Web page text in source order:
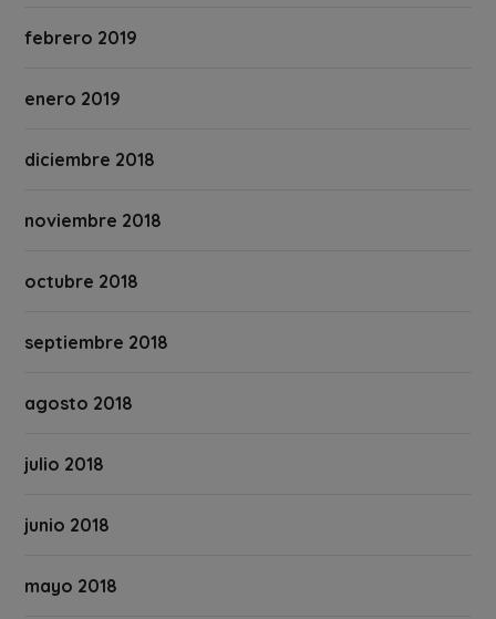
febrero 2019
enero 2019
diciembre 2018
noviembre 2018
octubre 2018
septiembre 2018
agosto 2018
julio 2018
junio 2018
mayo 2018